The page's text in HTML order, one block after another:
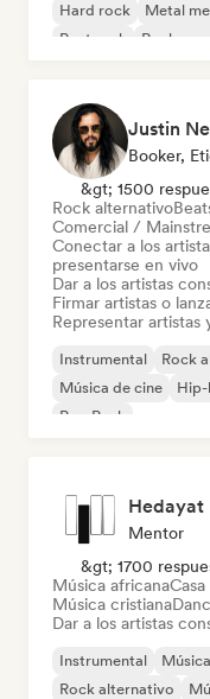
Hard rock
Metal
Post rock
Rock
Booker,
&gt; 1500
Rock alternativo
Comercial /
Conectar a los
presentarse en vivo
Dar a los artistas
Firmar artistas o
Representar artistas
Instrumental Rock
Música de cine
Pop Punk
Hedayat
Mentor
&gt; 1700
Música africana
Música cristiana
Dar a los artistas
Instrumental
Rock alternativo